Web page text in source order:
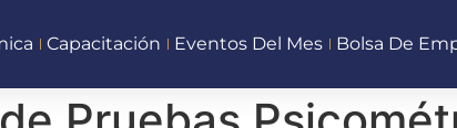
Capacitación Eventos Del Mes Bolsa De